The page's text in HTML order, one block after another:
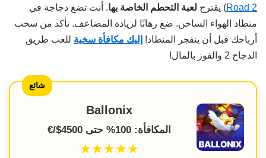
Road 2) يقترح لعبة التحطم الخاصة بها. أنت تضع دجاجة في
منطاد الهواء الساخن. ضع رهانًا لزيادة المضاعف. تأكد من سحب
أرباحك قبل أن ينفجر المنطاد! إليك مكافأة سخية للعب طريق
الدجاج 2 والفوز بالمال!
شائع
Ballonix
المكافأة: 100% حتى 4500$/€
★★★★★